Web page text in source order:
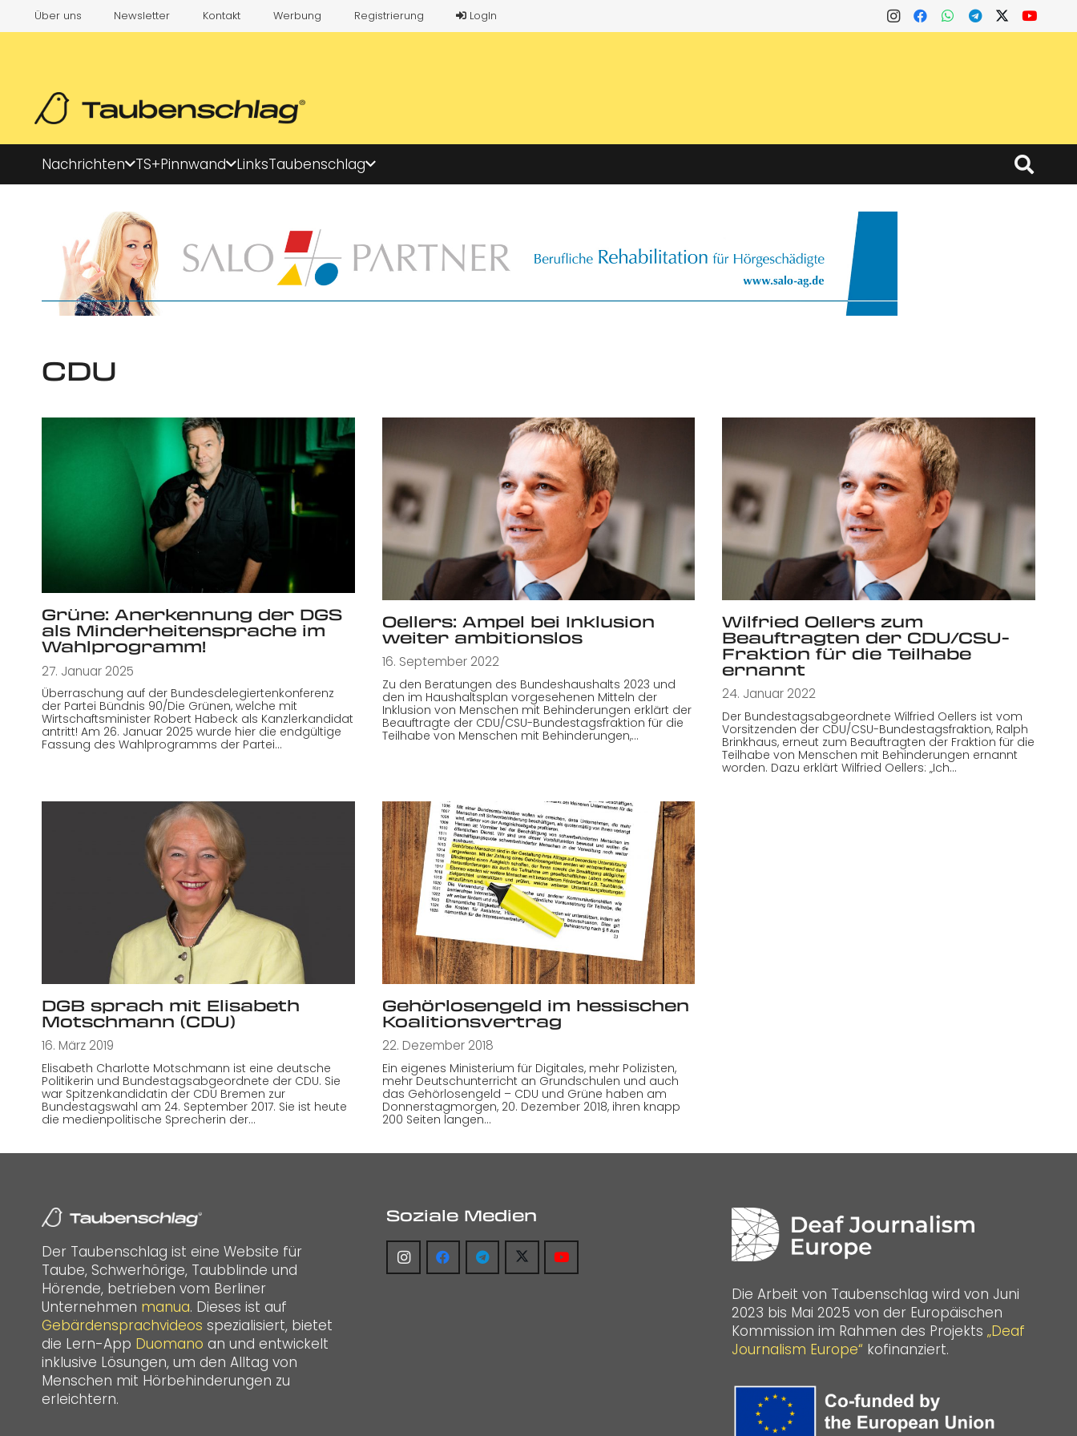
Über uns Newsletter Kontakt Werbung Registrierung LogIn
Nachrichten TS+Pinnwand LinksTaubenschlag
CDU
Grüne: Anerkennung der DGS
als Minderheitensprache im
Wahlprogramm!
27. Januar 2025
Überraschung auf der Bundesdelegiertenkonferenz
der Partei Bündnis 90/Die Grünen, welche mit
Wirtschaftsminister Robert Habeck als Kanzlerkandidat
antritt! Am 26. Januar 2025 wurde hier die endgültige
Fassung des Wahlprogramms der Partei…
Oellers: Ampel bei Inklusion
weiter ambitionslos
16. September 2022
Zu den Beratungen des Bundeshaushalts 2023 und
den im Haushaltsplan vorgesehenen Mitteln der
Inklusion von Menschen mit Behinderungen erklärt der
Beauftragte der CDU/CSU-Bundestagsfraktion für die
Teilhabe von Menschen mit Behinderungen,…
Wilfried Oellers zum
Beauftragten der CDU/CSU-
Fraktion für die Teilhabe
ernannt
24. Januar 2022
Der Bundestagsabgeordnete Wilfried Oellers ist vom
Vorsitzenden der CDU/CSU-Bundestagsfraktion, Ralph
Brinkhaus, erneut zum Beauftragten der Fraktion für die
Teilhabe von Menschen mit Behinderungen ernannt
worden. Dazu erklärt Wilfried Oellers: „Ich…
DGB sprach mit Elisabeth
Motschmann (CDU)
16. März 2019
Elisabeth Charlotte Motschmann ist eine deutsche
Politikerin und Bundestagsabgeordnete der CDU. Sie
war Spitzenkandidatin der CDU Bremen zur
Bundestagswahl am 24. September 2017. Sie ist heute
die medienpolitische Sprecherin der…
Gehörlosengeld im hessischen
Koalitionsvertrag
22. Dezember 2018
Ein eigenes Ministerium für Digitales, mehr Polizisten,
mehr Deutschunterricht an Grundschulen und auch
das Gehörlosengeld – CDU und Grüne haben am
Donnerstagmorgen, 20. Dezember 2018, ihren knapp
200 Seiten langen…
Der Taubenschlag ist eine Website für
Taube, Schwerhörige, Taubblinde und
Hörende, betrieben vom Berliner
Unternehmen manua. Dieses ist auf
Gebärdensprachvideos spezialisiert, bietet
die Lern-App Duomano an und entwickelt
inklusive Lösungen, um den Alltag von
Menschen mit Hörbehinderungen zu
erleichtern.
Soziale Medien
Die Arbeit von Taubenschlag wird von Juni
2023 bis Mai 2025 von der Europäischen
Kommission im Rahmen des Projekts „Deaf
Journalism Europe“ kofinanziert.